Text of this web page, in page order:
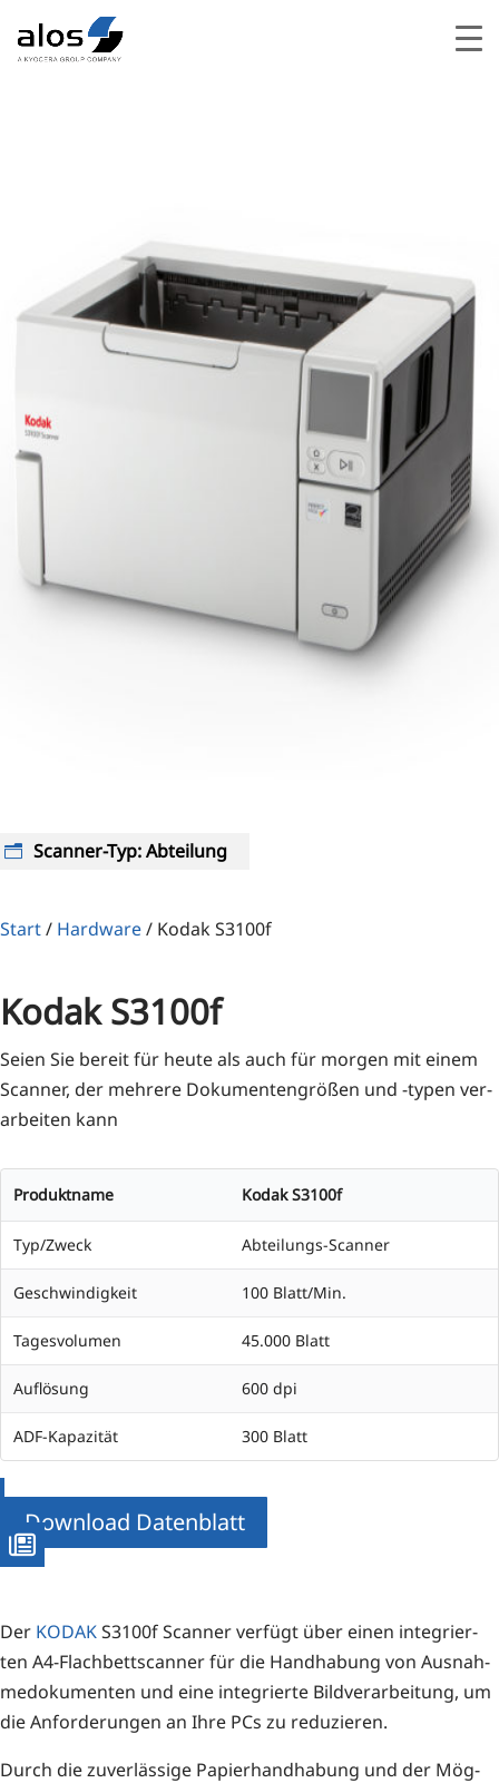
Scanner-Typ:Abteilung
Start/ Hardware/ Kodak S3100f
Kodak S3100f
Sei­en Sie bereit für heu­te als auch für mor­gen mit einem
Scan­ner, der meh­re­re Doku­men­ten­grö­ßen und ‑typen ver­
ar­bei­ten kann
Produktname Kodak S3100f
Typ/Zweck Abteilungs-Scanner
Geschwindigkeit 100 Blatt/Min.
Tagesvolumen 45.000 Blatt
Auflösung 600 dpi
ADF-Kapazität 300 Blatt
Download Datenblatt
Der KODAKS3100f Scan­ner ver­fügt über einen inte­grier­
ten A4-Flach­bett­scan­ner für die Hand­ha­bung von Aus­nah­
me­do­ku­men­ten und eine inte­grier­te Bild­ver­ar­bei­tung, um
die Anfor­de­run­gen an Ihre PCs zu reduzieren.
Durch die zuver­läs­si­ge Papier­hand­ha­bung und der Mög­